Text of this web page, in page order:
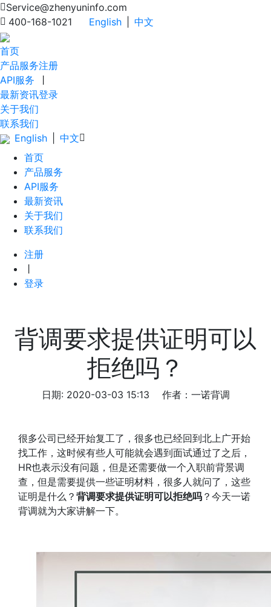
Service@zhenyuninfo.com
400-168-1021
English 中文
首页
产品服务
API服务
最新资讯
关于我们
联系我们
注册
登录
English
中文
首页
产品服务
API服务
最新资讯
关于我们
联系我们
注册
登录
背调要求提供证明可以
拒绝吗？
日期: 2020-03-03 15:13 作者：一诺背调
很多公司已经开始复工了，很多也已经回到北上广开始
找工作，这时候有些人可能就会遇到面试通过了之后，
HR也表示没有问题，但是还需要做一个入职前背景调
查，但是需要提供一些证明材料，很多人就问了，这些
证明是什么？ 背调要求提供证明可以拒绝吗 ？今天一诺
背调就为大家讲解一下。